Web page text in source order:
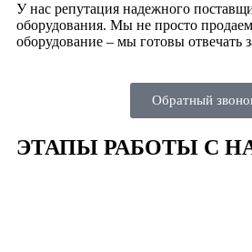
У нас репутация надежного
оборудования. Мы не просто
оборудование – мы готовы отвечать
Обратный
ЭТАПЫ РАБОТЫ С